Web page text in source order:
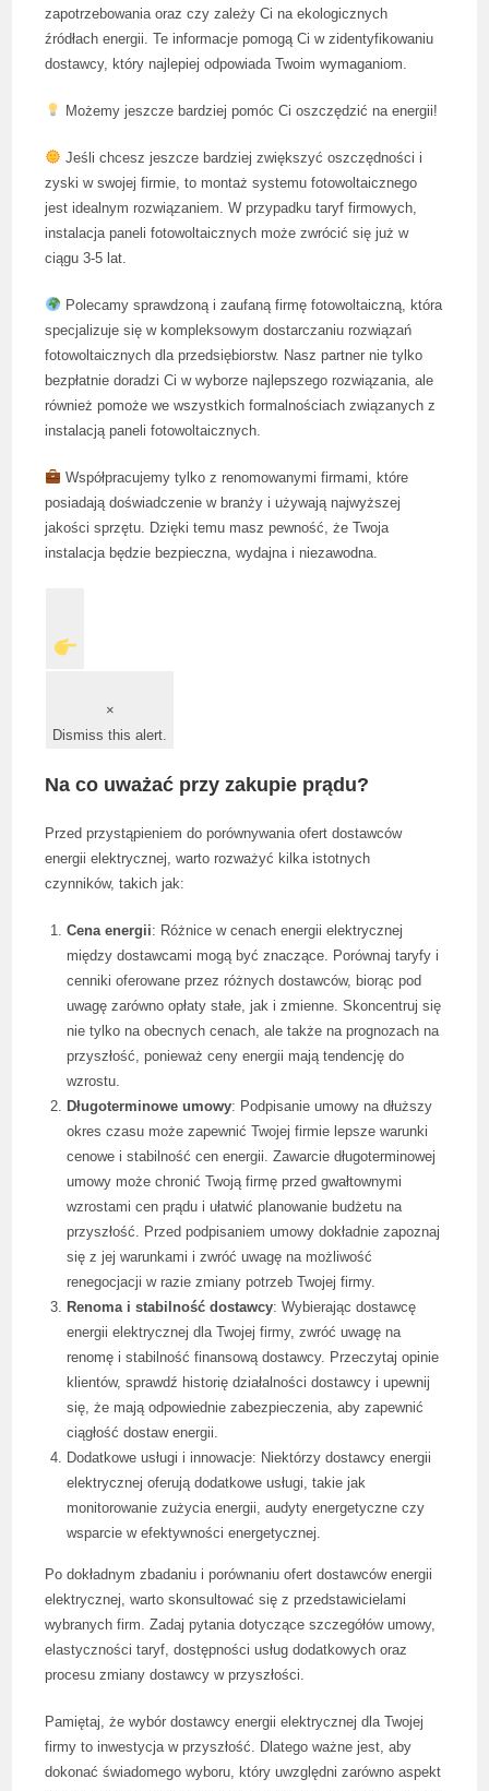
zapotrzebowania oraz czy zależy Ci na ekologicznych
źródłach energii. Te informacje pomogą Ci w zidentyfikowaniu
dostawcy, który najlepiej odpowiada Twoim wymaganiom.
Możemy jeszcze bardziej pomóc Ci oszczędzić na energii!
Jeśli chcesz jeszcze bardziej zwiększyć oszczędności i
zyski w swojej firmie, to montaż systemu fotowoltaicznego
jest idealnym rozwiązaniem. W przypadku taryf firmowych,
instalacja paneli fotowoltaicznych może zwrócić się już w
ciągu 3-5 lat.
Polecamy sprawdzoną i zaufaną firmę fotowoltaiczną, która
specjalizuje się w kompleksowym dostarczaniu rozwiązań
fotowoltaicznych dla przedsiębiorstw. Nasz partner nie tylko
bezpłatnie doradzi Ci w wyborze najlepszego rozwiązania, ale
również pomoże we wszystkich formalnościach związanych z
instalacją paneli fotowoltaicznych.
Współpracujemy tylko z renomowanymi firmami, które
posiadają doświadczenie w branży i używają najwyższej
jakości sprzętu. Dzięki temu masz pewność, że Twoja
instalacja będzie bezpieczna, wydajna i niezawodna.
×
Dismiss this alert.
Na co uważać przy zakupie prądu?
Przed przystąpieniem do porównywania ofert dostawców
energii elektrycznej, warto rozważyć kilka istotnych
czynników, takich jak:
Cena energii: Różnice w cenach energii elektrycznej
między dostawcami mogą być znaczące. Porównaj taryfy i
cenniki oferowane przez różnych dostawców, biorąc pod
uwagę zarówno opłaty stałe, jak i zmienne. Skoncentruj się
nie tylko na obecnych cenach, ale także na prognozach na
przyszłość, ponieważ ceny energii mają tendencję do
wzrostu.
Długoterminowe umowy: Podpisanie umowy na dłuższy
okres czasu może zapewnić Twojej firmie lepsze warunki
cenowe i stabilność cen energii. Zawarcie długoterminowej
umowy może chronić Twoją firmę przed gwałtownymi
wzrostami cen prądu i ułatwić planowanie budżetu na
przyszłość. Przed podpisaniem umowy dokładnie zapoznaj
się z jej warunkami i zwróć uwagę na możliwość
renegocjacji w razie zmiany potrzeb Twojej firmy.
Renoma i stabilność dostawcy: Wybierając dostawcę
energii elektrycznej dla Twojej firmy, zwróć uwagę na
renomę i stabilność finansową dostawcy. Przeczytaj opinie
klientów, sprawdź historię działalności dostawcy i upewnij
się, że mają odpowiednie zabezpieczenia, aby zapewnić
ciągłość dostaw energii.
Dodatkowe usługi i innowacje: Niektórzy dostawcy energii
elektrycznej oferują dodatkowe usługi, takie jak
monitorowanie zużycia energii, audyty energetyczne czy
wsparcie w efektywności energetycznej.
Po dokładnym zbadaniu i porównaniu ofert dostawców energii
elektrycznej, warto skonsultować się z przedstawicielami
wybranych firm. Zadaj pytania dotyczące szczegółów umowy,
elastyczności taryf, dostępności usług dodatkowych oraz
procesu zmiany dostawcy w przyszłości.
Pamiętaj, że wybór dostawcy energii elektrycznej dla Twojej
firmy to inwestycja w przyszłość. Dlatego ważne jest, aby
dokonać świadomego wyboru, który uwzględni zarówno aspekt